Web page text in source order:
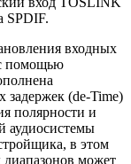
SPDIF.
входных
помощью
задержек (de-Time)
полярности и
аудиосистемы
в этом
диапазонов может